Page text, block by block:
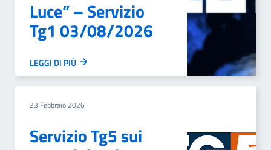
Luce” – Servizio
Tg1 03/08/2026
LEGGI DI PIÙ
23 Febbraio 2026
Servizio Tg5 sui